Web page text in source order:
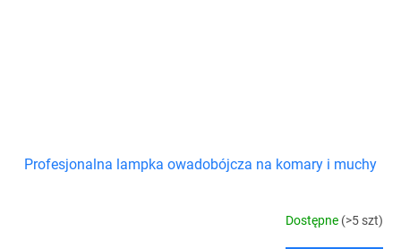
Profesjonalna lampka owadobójcza na komary i muchy
Dostępne (>5 szt)